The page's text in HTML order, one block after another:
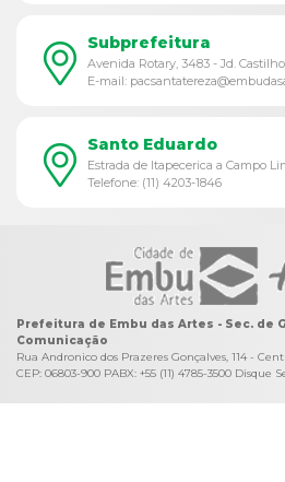
Subprefeitura
Avenida Rotary, 3483 - Jd. Castilho
E-mail:
Santo Eduardo
Estrada de Itapecerica a Campo
Telefone: (11) 4203-1846
Prefeitura de Embu das Artes - Sec. de
Comunicação
Rua Andronico dos Prazeres Gonçalves, 114 -
CEP: 06803-900 PABX: +55 (11) 4785-3500 Disque